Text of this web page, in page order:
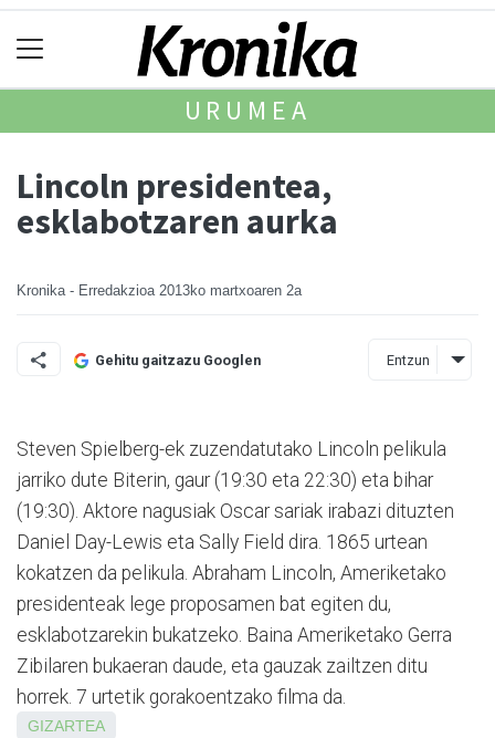
URUMEA
Lincoln presidentea,
esklabotzaren aurka
Kronika - Erredakzioa 2013ko martxoaren 2a
Gehitu gaitzazu Googlen Entzun
Steven Spielberg-ek zuzendatutako Lincoln pelikula
jarriko dute Biterin, gaur (19:30 eta 22:30) eta bihar
(19:30). Aktore nagusiak Oscar sariak irabazi dituzten
Daniel Day-Lewis eta Sally Field dira. 1865 urtean
kokatzen da pelikula. Abraham Lincoln, Ameri­ketako
presidenteak lege proposamen bat egiten du,
esklabotzarekin buka­tzeko. Baina Ame­riketako Gerra
Zibilaren bukaeran daude, eta gauzak zailtzen ditu
horrek. 7 urtetik gorakoentzako filma da.
GIZARTEA